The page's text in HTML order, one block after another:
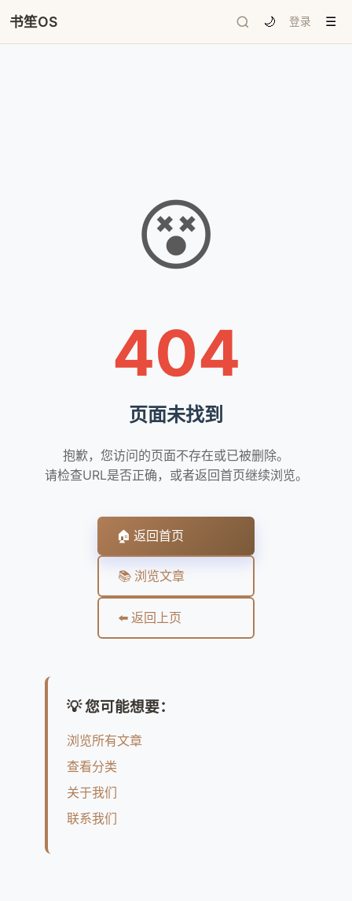
书笙OS 🌙 登录 ☰
😵
404
页面未找到
抱歉，您访问的页面不存在或已被删除。
请检查URL是否正确，或者返回首页继续浏览。
🏠 返回首页
📚 浏览文章
⬅️ 返回上页
💡 您可能想要：
浏览所有文章
查看分类
关于我们
联系我们